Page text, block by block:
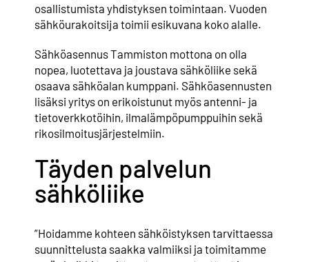
osallistumista yhdistyksen toimintaan. Vuoden
sähköurakoitsija toimii esikuvana koko alalle.
Sähköasennus Tammiston mottona on olla
nopea, luotettava ja joustava sähköliike sekä
osaava sähköalan kumppani. Sähköasennusten
lisäksi yritys on erikoistunut myös antenni- ja
tietoverkkotöihin, ilmalämpöpumppuihin sekä
rikosilmoitusjärjestelmiin.
Täyden palvelun
sähköliike
”Hoidamme kohteen sähköistyksen tarvittaessa
suunnittelusta saakka valmiiksi ja toimitamme